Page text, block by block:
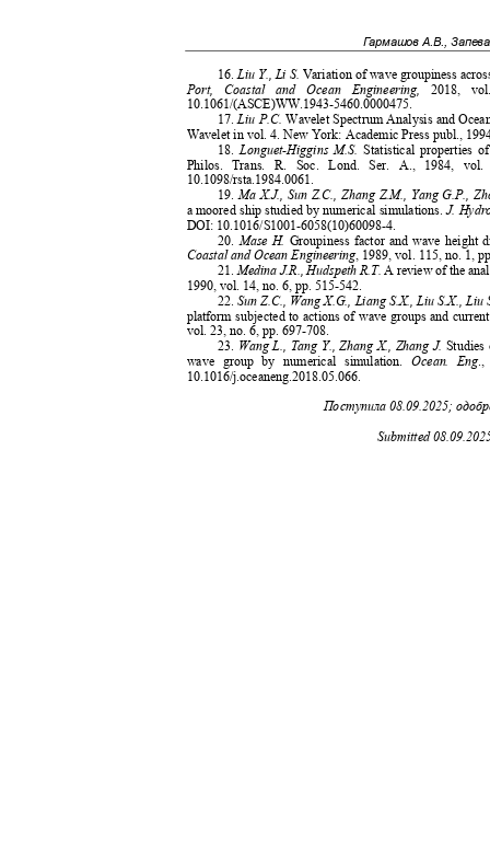
Гармашов А.В.,
16.Liu Y., Li S. Variation of wave groupiness
Port, Coastal and Ocean Engineering, 2018,
10.1061/(ASCE)WW.1943-5460.0000475.
17.Liu P.C.Wavelet Spectrum Analysis and
Wavelet in vol. 4. New York: Academic Press publ.,
18.Longuet-Higgins M.S.Statistical properties
Philos. Trans. R. Soc. Lond. Ser. A., 1984,
10.1098/rsta.1984.0061.
19.Ma X.J., Sun Z.C., Zhang Z.M., Yang G.P.,
a moored ship studied by numerical simulations.J.
DOI: 10.1016/S1001-6058(10)60098-4.
20. Mase H. Groupiness factor and wave height
Coastal and Ocean Engineering, 1989, vol. 115, no. 1,
21.Medina J.R., Hudspeth R.T.A review of the
1990, vol. 14, no. 6, pp. 515-542.
22.Sun Z.C., Wang X.G., Liang S.X., Liu S.X., Liu
platform subjected to actions of wave groups and
vol. 23, no. 6, pp. 697-708.
23. Wang L., Tang Y., Zhang X., Zhang J.
wave group by numerical simulation.Ocean. Eng.,
10.1016/j.oceaneng.2018.05.066.
Поступила08.09.2025;
Submitted